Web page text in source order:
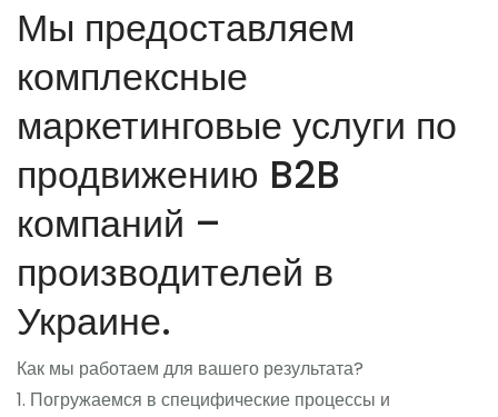
Мы предоставляем
комплексные
маркетинговые услуги по
продвижению B2B
компаний –
производителей в
Украине.
Как мы работаем для вашего результата?
1. Погружаемся в специфические процессы и